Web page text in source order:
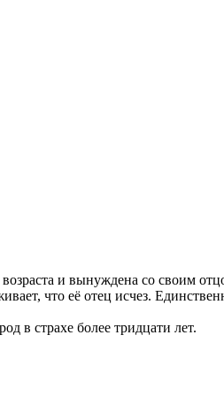
и вынуждена со своим
что её отец исчез.
в страхе более тридцати лет.